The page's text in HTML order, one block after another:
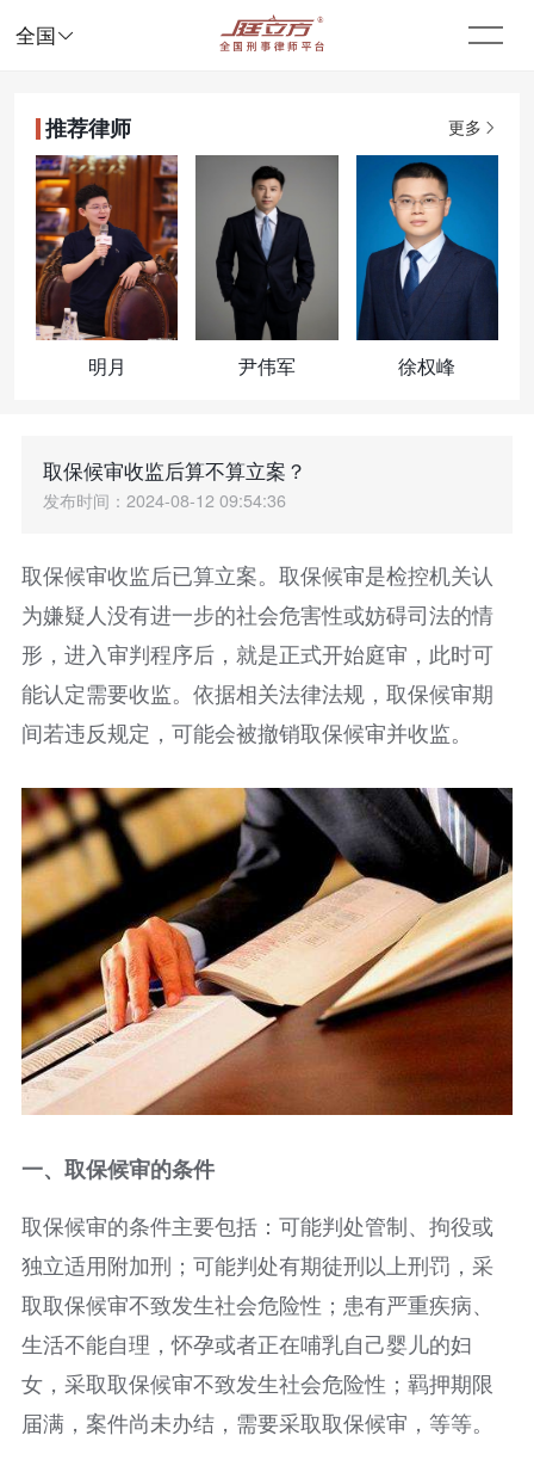
全国 
推荐律师 更多
明月 尹伟军 徐权峰
取保候审收监后算不算立案？
发布时间：2024-08-12 09:54:36
取保候审收监后已算立案。取保候审是检控机关认
为嫌疑人没有进一步的社会危害性或妨碍司法的情
形，进入审判程序后，就是正式开始庭审，此时可
能认定需要收监。依据相关法律法规，取保候审期
间若违反规定，可能会被撤销取保候审并收监。
一、取保候审的条件
取保候审的条件主要包括：可能判处管制、拘役或
独立适用附加刑；可能判处有期徒刑以上刑罚，采
取取保候审不致发生社会危险性；患有严重疾病、
生活不能自理，怀孕或者正在哺乳自己婴儿的妇
女，采取取保候审不致发生社会危险性；羁押期限
届满，案件尚未办结，需要采取取保候审，等等。